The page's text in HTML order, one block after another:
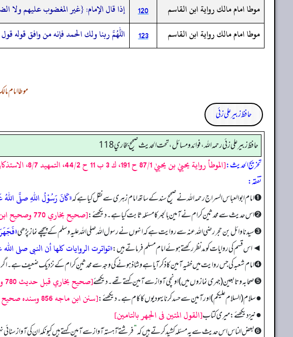
موطا امام مالك رواية ابن القاسم
120
إذا قال الإمام: {غير المغضوب عليهم ولا
موطا امام مالك رواية ابن القاسم
123 اللهم ربنا ولك الحمد فإنه من وافق قوله
موطا امام مالک
حافظ زبیر علی زئی
حافظ زبير على زئي رحمه الله، فوائد و مسائل، تحت الحديث صحيح بخاري 118
تخریج الحدیث:[الموطأ رواية يحييٰ بن يحييٰ 87/1 ح 191، ك 3 ب 11 ح 44/2، التمهيد 8/7، الاستذكار: 167 ● وأخرجه البخاري 780، ومسلم 410، من حديث مالك به]
تفقه:
➊ امام ابوالعباس السراج رحمہ اللہ نے صحیح سند کے ساتھ امام زہری سے نقل کیا ہے کہ«كَانَ رَسُوْلُ اللهِ صلَّى
➋ اس حدیث سے محدثین کرام نے آمین بالجہر کا مسئلہ ثابت کیا ہے۔ دیکھئے:[صحيح بخاري 770 وصحيح ابن خزيمه 286/1 ح 570 وسنن ابن ماجه 852 و سنن النسائي 144/2 ح 929]
➌ سیدنا وائل بن حجر رضی اللہ عنہ سے روایت ہے کہ انہوں نے رسول اللہ صلی اللہ علیہ وسلم کے پیچھے نماز پڑھی
◄ اس قسم کی روایات کو مدنظر رکھتے ہوئے امام مسلم فرماتے ہیں:«تواترت الروايات كلها أن النبى صلى
➍ امام شعبہ کی جس روایت میں خفیہ آمین کا ذکر آیا ہے و شاذ ہونے کی وجہ سے محدثینِ کرام کے نزدیک ضعیف ہے۔ اگر
➎ صحابہ و تابعین (جہری نمازوں میں) اونچی آواز سے آمین کہتے تھے۔ دیکھئے[صحيح بخاري قبل حديث 780 و مصنف ابن ابي شيبه 425/2 ح 7963 وسنده حسن]
● سلام (السلام علیکم) اور آمین سے حسد کرنا یہودیوں کا کام ہے۔ دیکھئے:[سنن ابن ماجه 856 وسنده صحيح و صححه ابن خزيمة: 1585، والبوصيري فى زوائد ابن ماجه، والمنذري فى الترغيب والترهيب 328/1]
● نیز دیکھئے: میری کتاب[القول المتين فى الجهر بالتامين]
➏ بعض الناس اس حدیث سے یہ مسئلہ کشید کرتے ہیں کہ”فرشتے آہستہ آواز سے آمین کہتے ہیں کیونکہ ان کی آواز